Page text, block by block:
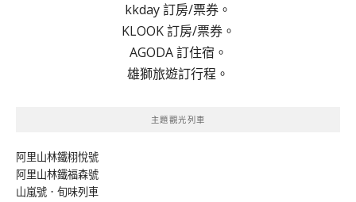
kkday 訂房/票券。
KLOOK 訂房/票券。
AGODA 訂住宿。
雄獅旅遊訂行程。
主題觀光列車
阿里山林鐵栩悅號
阿里山林鐵福森號
山嵐號．旬味列車